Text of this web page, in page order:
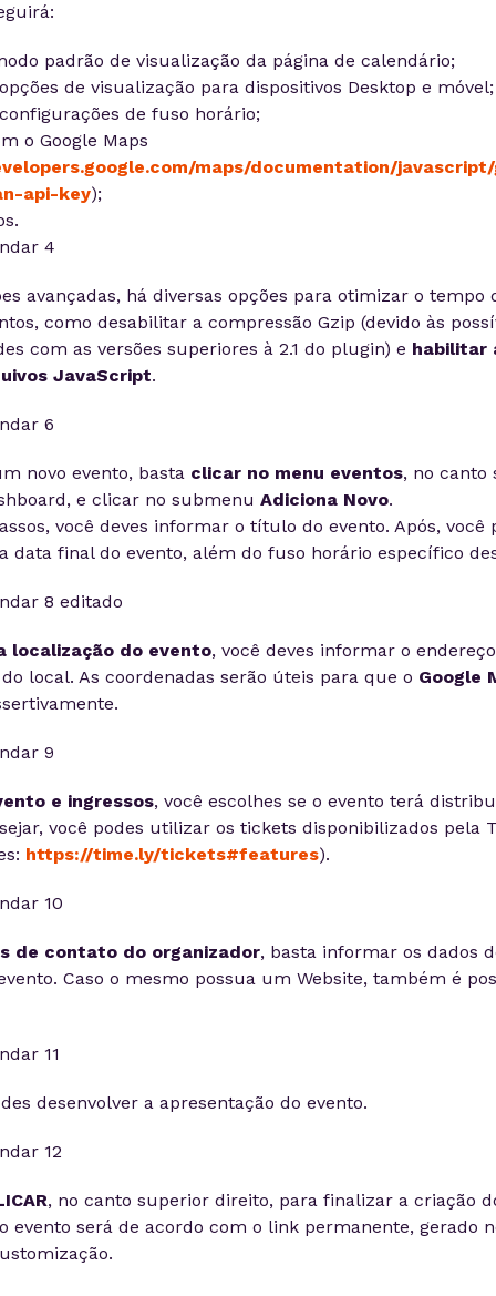
padrão de visualização da página de calendário;
de visualização para dispositivos Desktop e móvel;
de fuso horário;
o Google Maps
maps/documentation/
api-key);
avançadas, há diversas opções para otimizar o tempo
como desabilitar a compressão Gzip (devido às
com as versões superiores à 2.1 do plugin) e habilitar
JavaScript.
novo evento, basta clicar no menu eventos, no canto
e clicar no submenu Adiciona Novo.
você deves informar o título do evento. Após, você
data final do evento, além do fuso horário específico
localização do evento, você deves informar o
local. As coordenadas serão úteis para que o Google
e ingressos, você escolhes se o evento terá
você podes utilizar os tickets disponibilizados pela
https://time.ly/tickets#features).
de contato do organizador, basta informar os dados
Caso o mesmo possua um Website, também é
desenvolver a apresentação do evento.
, no canto superior direito, para finalizar a criação
evento será de acordo com o link permanente, gerado